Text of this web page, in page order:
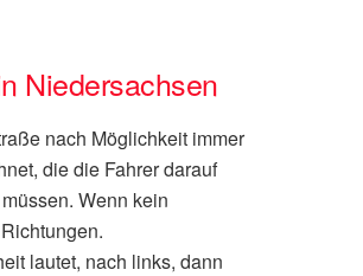
Niedersachsen
nach Möglichkeit immer
die die Fahrer darauf
Wenn kein
lautet, nach links, dann